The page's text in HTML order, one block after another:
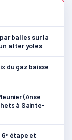
balles sur la
after yoles
du gaz baisse
(Anse
à Sainte-
6ᵉ étape et